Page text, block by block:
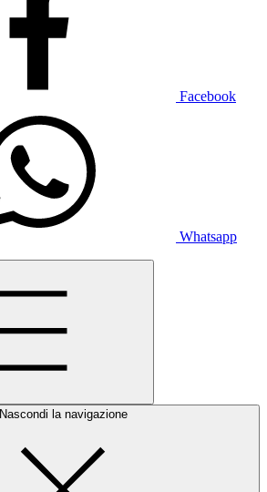
Facebook
Whatsapp
Nascondi la navigazione